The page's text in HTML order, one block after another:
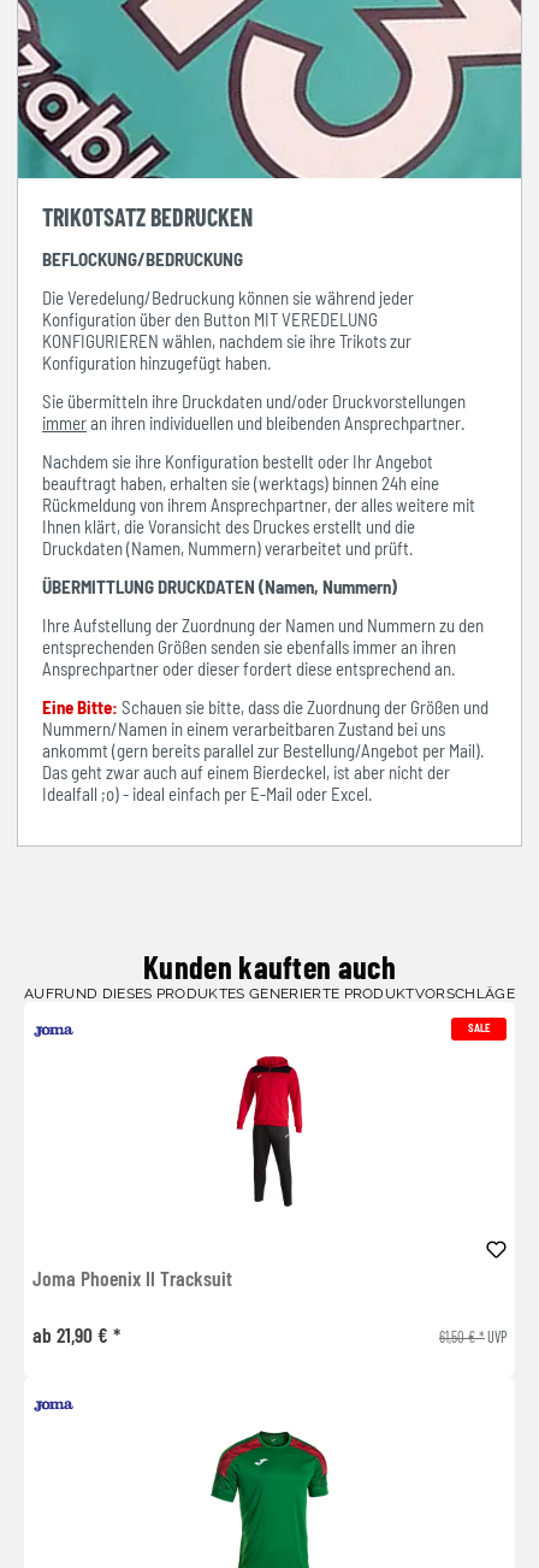
TRIKOTSATZ BEDRUCKEN
BEFLOCKUNG/BEDRUCKUNG
Die Veredelung/Bedruckung können sie während jeder
Konfiguration über den Button MIT VEREDELUNG
KONFIGURIEREN wählen, nachdem sie ihre Trikots zur
Konfiguration hinzugefügt haben.
Sie übermitteln ihre Druckdaten und/oder Druckvorstellungen
immeran ihren individuellen und bleibenden Ansprechpartner.
Nachdem sie ihre Konfiguration bestellt oder Ihr Angebot
beauftragt haben, erhalten sie (werktags) binnen 24h eine
Rückmeldung von ihrem Ansprechpartner, der alles weitere mit
Ihnen klärt, die Voransicht des Druckes erstellt und die
Druckdaten (Namen, Nummern) verarbeitet und prüft.
ÜBERMITTLUNG DRUCKDATEN (Namen, Nummern)
Ihre Aufstellung der Zuordnung der Namen und Nummern zu den
entsprechenden Größen senden sie ebenfalls immer an ihren
Ansprechpartner oder dieser fordert diese entsprechend an.
Eine Bitte: Schauen sie bitte, dass die Zuordnung der Größen und
Nummern/Namen in einem verarbeitbaren Zustand bei uns
ankommt (gern bereits parallel zur Bestellung/Angebot per Mail).
Das geht zwar auch auf einem Bierdeckel, ist aber nicht der
Idealfall ;o) - ideal einfach per E-Mail oder Excel.
Kunden kauften auch
AUFRUND DIESES PRODUKTES GENERIERTE PRODUKTVORSCHLÄGE
SALE
Joma Phoenix II Tracksuit
ab 21,90 € * 61,50 € *UVP